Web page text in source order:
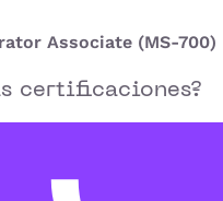
Associate (MS-700)
certificaciones?